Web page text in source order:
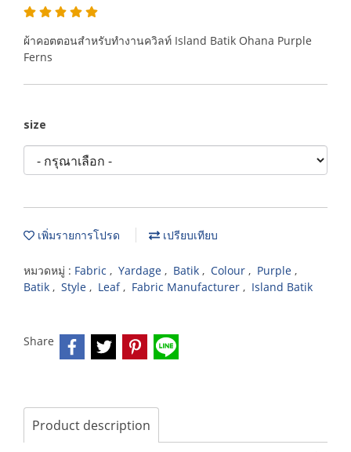
ผ้าคอตตอนสำหรับทำงานควิลท์ Island Batik Ohana Purple
Ferns
size
เพิ่มรายการโปรด เปรียบเทียบ
หมวดหมู่ : Fabric , Yardage , Batik , Colour , Purple ,
Batik , Style , Leaf, Fabric Manufacturer , Island Batik
Share
Product description